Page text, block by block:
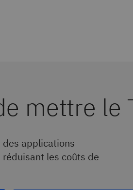
mettre le
des applications
les coûts de